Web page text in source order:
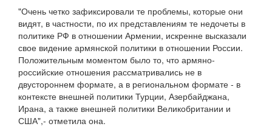
"Очень четко зафиксировали те проблемы, которые они
видят, в частности, по их представлениям те недочеты в
политике РФ в отношении Армении, искренне высказали
свое видение армянской политики в отношении России.
Положительным моментом было то, что армяно-
российские отношения рассматривались не в
двустороннем формате, а в региональном формате - в
контексте внешней политики Турции, Азербайджана,
Ирана, а также внешней политики Великобритании и
США",- отметила она.